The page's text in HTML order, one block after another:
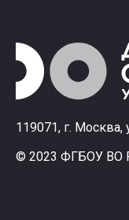
119071, г. Москва,
© 2023 ФГБОУ ВО